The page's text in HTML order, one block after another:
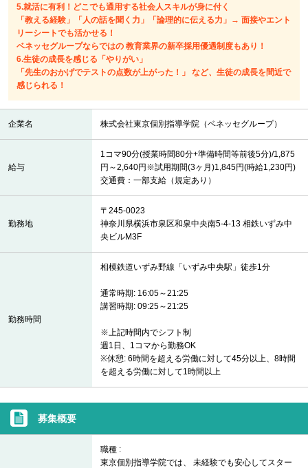
5.就活に有利！どこでも通用する社会人スキルが身に付く
「教える経験」「人の話を聞く力」「論理的に伝える力」→ 面接やエント
リーシートでも活かせる！
ベネッセグループならではの 教育業界の新卒採用優遇制度もあり！
6.生徒の成長を感じる「やりがい」
「先生のおかげでテストの点数が上がった！」 など、生徒の成長を間近で
感じられる！
企業名 株式会社東京個別指導学院（ベネッセグループ）
給与
1コマ90分(授業時間80分+準備時間等前後5分)/1,875
円～2,640円※試用期間(3ヶ月)1,845円(時給1,230円)
交通費：一部支給（規定あり）
勤務地
〒245-0023
神奈川県横浜市泉区和泉中央南5-4-13 相鉄いずみ中
央ビルM3F
勤務時間
相模鉄道いずみ野線「いずみ中央駅」徒歩1分
通常時期: 16:05～21:25
講習時期: 09:25～21:25
※上記時間内でシフト制
週1日、1コマから勤務OK
※休憩: 6時間を超える労働に対して45分以上、8時間
を超える労働に対して1時間以上
募集概要
職種 :
東京個別指導学院では、 未経験でも安心してスター